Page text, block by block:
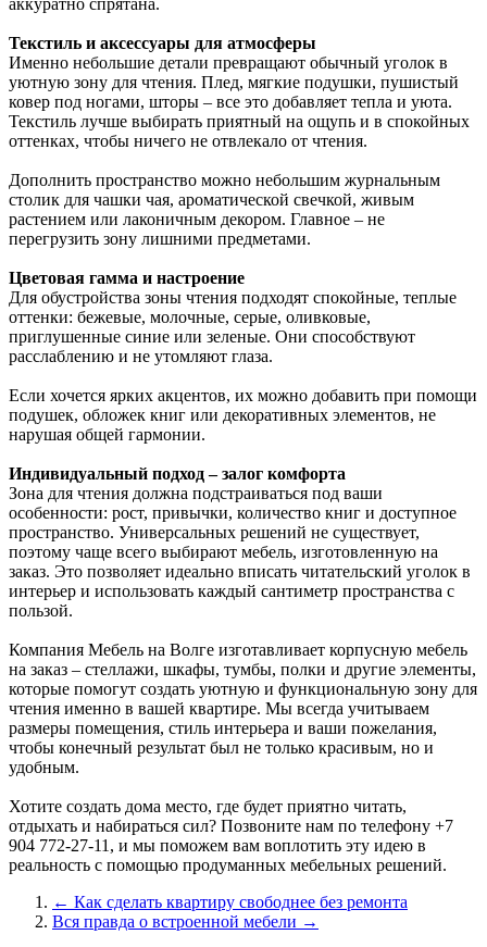
Текстиль и аксессуары для атмосферы
Именно небольшие детали превращают обычный уголок в
уютную зону для чтения. Плед, мягкие подушки, пушистый
ковер под ногами, шторы – все это добавляет тепла и уюта.
Текстиль лучше выбирать приятный на ощупь и в спокойных
оттенках, чтобы ничего не отвлекало от чтения.
Дополнить пространство можно небольшим журнальным
столик для чашки чая, ароматической свечкой, живым
растением или лаконичным декором. Главное – не
перегрузить зону лишними предметами.
Цветовая гамма и настроение
Для обустройства зоны чтения подходят спокойные, теплые
оттенки: бежевые, молочные, серые, оливковые,
приглушенные синие или зеленые. Они способствуют
расслаблению и не утомляют глаза.
Если хочется ярких акцентов, их можно добавить при помощи
подушек, обложек книг или декоративных элементов, не
нарушая общей гармонии.
Индивидуальный подход – залог комфорта
Зона для чтения должна подстраиваться под ваши
особенности: рост, привычки, количество книг и доступное
пространство. Универсальных решений не существует,
поэтому чаще всего выбирают мебель, изготовленную на
заказ. Это позволяет идеально вписать читательский уголок в
интерьер и использовать каждый сантиметр пространства с
пользой.
Компания Мебель на Волге изготавливает корпусную мебель
на заказ – стеллажи, шкафы, тумбы, полки и другие элементы,
которые помогут создать уютную и функциональную зону для
чтения именно в вашей квартире. Мы всегда учитываем
размеры помещения, стиль интерьера и ваши пожелания,
чтобы конечный результат был не только красивым, но и
удобным.
Хотите создать дома место, где будет приятно читать,
отдыхать и набираться сил? Позвоните нам по телефону +7
904 772-27-11, и мы поможем вам воплотить эту идею в
реальность с помощью продуманных мебельных решений.
← Как сделать квартиру свободнее без ремонта
Вся правда о встроенной мебели →